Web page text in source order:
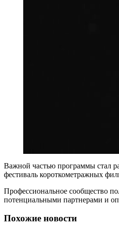
Важной частью программы стал
фестиваль короткометражных
Профессиональное сообщество
потенциальными партнерами и
Похожие новости